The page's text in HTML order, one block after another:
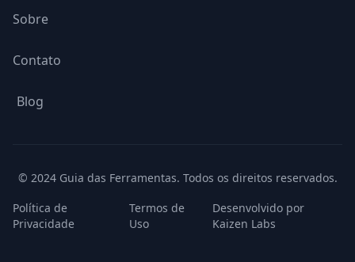
Sobre
Contato
Blog
© 2024 Guia das Ferramentas. Todos os direitos reservados.
Política de
Privacidade
Termos de
Uso
Desenvolvido por
Kaizen Labs